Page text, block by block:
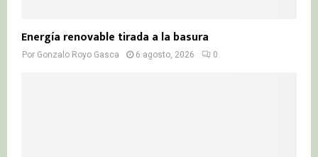
Energía renovable tirada a la basura
Por Gonzalo Royo Gasca 6 agosto, 2026 0